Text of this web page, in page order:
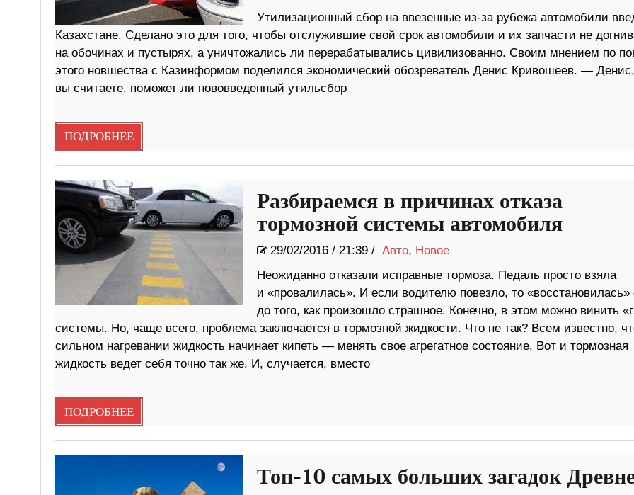
Утилизационный сбор на ввезенные из-за рубежа автомобили
Казахстане. Сделано это для того, чтобы отслужившие свой срок автомобили и их запчасти не
на обочинах и пустырях, а уничтожались ли перерабатывались цивилизованно. Своим мнением по
этого новшества с Казинформом поделился экономический обозреватель Денис Кривошеев. — Денис,
вы считаете, поможет ли нововведенный утильсбор
ПОДРОБНЕЕ
Разбираемся в причинах отказа
тормозной системы автомобиля
29/02/2016/ 21:39 / Авто, Новое
Неожиданно отказали исправные тормоза. Педаль просто взяла
и «провалилась». И если водителю повезло, то «восстановилась»
до того, как произошло страшное. Конечно, в этом можно винить
системы. Но, чаще всего, проблема заключается в тормозной жидкости. Что не так? Всем известно,
сильном нагревании жидкость начинает кипеть — менять свое агрегатное состояние. Вот и тормозная
жидкость ведет себя точно так же. И, случается, вместо
ПОДРОБНЕЕ
Топ-10 самых больших загадок